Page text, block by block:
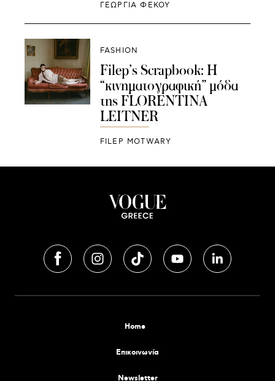
ΓΕΩΡΓΙΑ ΦΕΚΟΥ
FASHION
Filep’s Scrapbook: Η
“κινηματογραφική” μόδα
της FLORENTINA
LEITNER
FILEP MOTWARY
Home
Επικοινωνία
Newsletter